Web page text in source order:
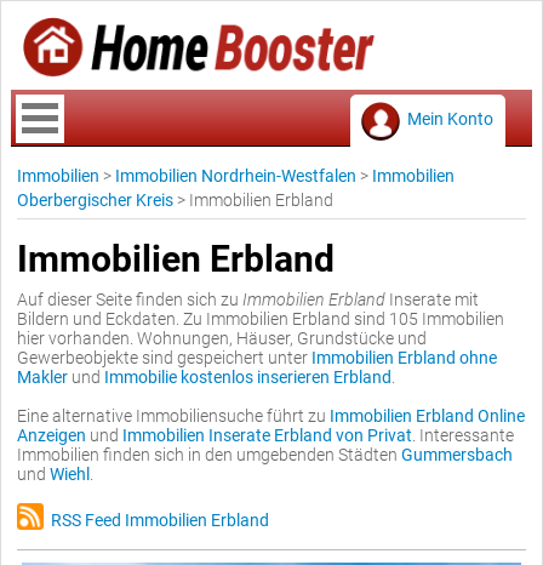
Mein Konto
Immobilien > Immobilien Nordrhein-Westfalen > Immobilien
Oberbergischer Kreis > Immobilien Erbland
Immobilien Erbland
Auf dieser Seite finden sich zu Immobilien Erbland Inserate mit
Bildern und Eckdaten. Zu Immobilien Erbland sind 105 Immobilien
hier vorhanden. Wohnungen, Häuser, Grundstücke und
Gewerbeobjekte sind gespeichert unter Immobilien Erbland ohne
Makler und Immobilie kostenlos inserieren Erbland
Eine alternative Immobiliensuche führt zu Immobilien Erbland Online
Anzeigen und Immobilien Inserate Erbland von Privat . Interessante
Immobilien finden sich in den umgebenden Städten Gummersbach
und Wiehl
RSS Feed Immobilien Erbland